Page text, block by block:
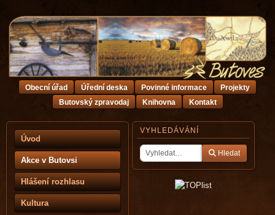
Úvod
Akce v Butovsi
Hlášení rozhlasu
Kultura
VYHLEDÁVÁNÍ
Hledat
Obecní úřad Úřední deska Povinné informace
Projekty
Butovský zpravodaj
Knihovna Kontakt